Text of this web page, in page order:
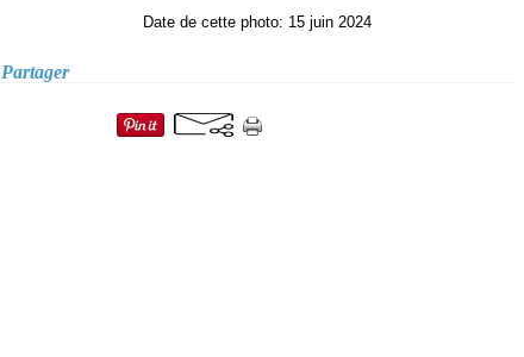
Date de cette photo: 15 juin 2024
Partager